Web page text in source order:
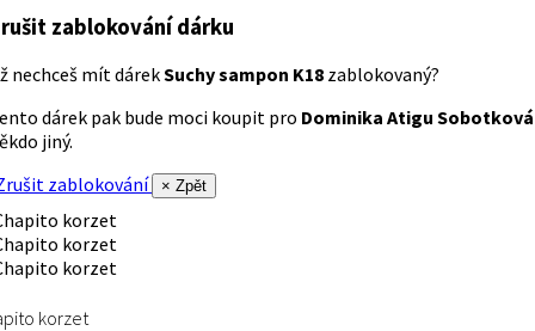
zablokování dárku
nechceš mít dárekSuchy sampon K18 zablokovaný?
dárek pak bude moci koupit pro Dominika Atigu Sobotková
jiný.
zablokování
× Zpět
korzet